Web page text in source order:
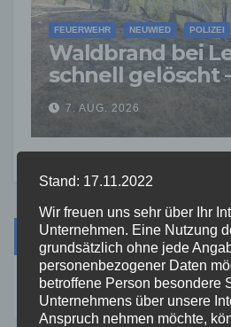
FEUERWEHR NEUWIED POLIZEI
Waldbrand bei
schnell gelöscht
Feuerwehr warnt
erhöhter
7. AUG. 2026
Suche
Stand: 17.11.2022
Wir freuen uns sehr über Ihr
Unternehmen. Eine Nutzung
grundsätzlich ohne jede
personenbezogener Daten
betroffene Person besondere
Unternehmens über unsere
Anspruch nehmen möchte,